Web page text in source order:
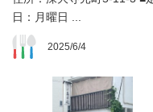
日：月曜日 ...
2025/6/4